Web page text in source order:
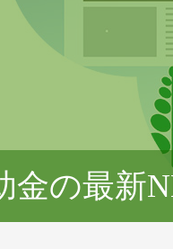
金の最新